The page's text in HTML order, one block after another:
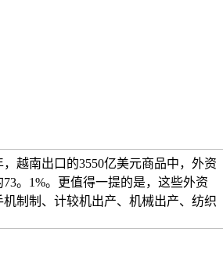
越南出口的3550亿美元商品中，外资
。1%。更值得一提的是，这些外资
制制、计较机出产、机械出产、纺织